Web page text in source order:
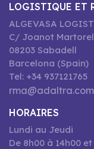
LOGISTIQUE ET
ALGEVASA
C/ Joanot
08203 Sabadell
Barcelona (Spain)
Tel: +34 937121765
rma@adaltra.com
HORAIRES
Lundi au Jeudi
De 8h00 à 14h00 et